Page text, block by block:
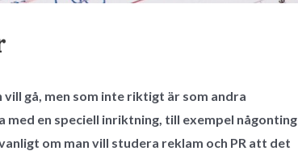
gå, men som inte riktigt är som andra
en speciell inriktning, till exempel någonting
om man vill studera reklam och PR att det